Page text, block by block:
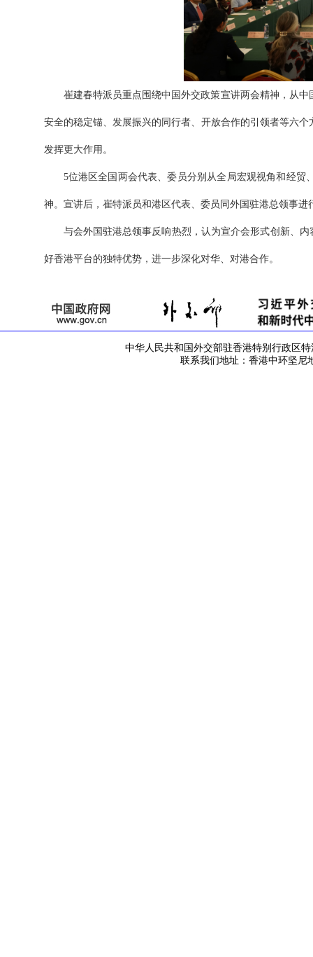
崔建春特派员重点围绕中国外交政策宣讲两会精神，从
安全的稳定锚、发展振兴的同行者、开放合作的引领者等六
发挥更大作用。
5位港区全国两会代表、委员分别从全局宏观视角和经
神。宣讲后，崔特派员和港区代表、委员同外国驻港总领事进
与会外国驻港总领事反响热烈，认为宣介会形式创新、
好香港平台的独特优势，进一步深化对华、对港合作。
中华人民共和国外交部驻香港特别行政区特
联系我们地址：香港中环坚尼